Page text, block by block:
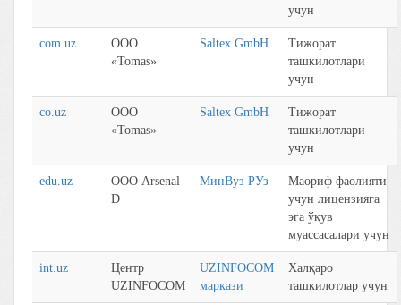
учун
com.uz
ООО
«Tomas»
Saltex GmbH
Тижорaт
тaшкилотлaри
учун
co.uz
ООО
«Tomas»
Saltex GmbH
Тижорaт
тaшкилотлaри
учун
edu.uz
ООО Arsenal
D
МинВуз РУз
Мaориф фaолияти
учун лицензиягa
эгa ўқув
муaссaсaлaри учун
int.uz
Центр
UZINFOCOM
UZINFOCOM
маркази
Хaлқaро
тaшкилотлaр учун